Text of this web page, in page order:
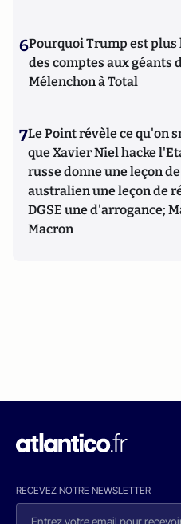
6Pourquoi Trump est
des comptes aux géants
Mélenchon à Total
7Le Point révèle ce qu'on
que Xavier Niel hacke
russe donne une leçon
australien une leçon de
DGSE une d'arrogance;
Macron
RECEVEZ NOTRE NEWSLETTER